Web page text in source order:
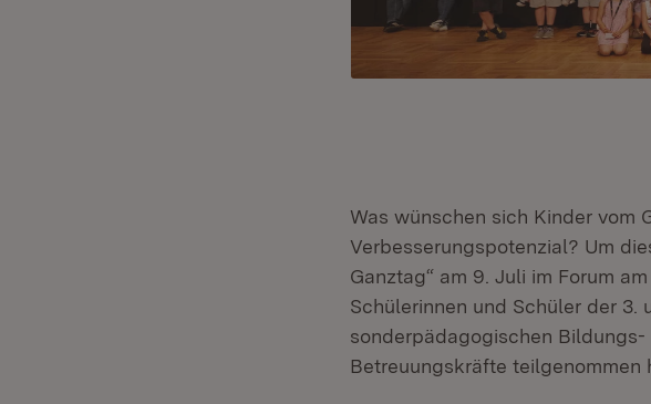
Was wünschen sich Kinder vom
Verbesserungspotenzial? Um
Ganztag“ am 9. Juli im Forum
Schülerinnen und Schüler der 3.
sonderpädagogischen
Betreuungskräfte teilgenommen